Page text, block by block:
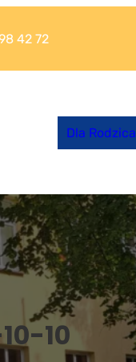
42 72
Dla Rodzica
10